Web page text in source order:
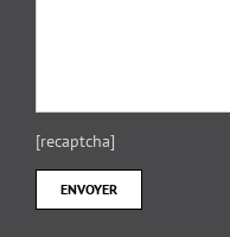
[recaptcha]